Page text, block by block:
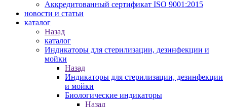
Аккредитованный сертификат ISO 9001:2015
новости и статьи
каталог
Назад
каталог
Индикаторы для стерилизации, дезинфекции и
мойки
Назад
Индикаторы для стерилизации, дезинфекции
и мойки
Биологические индикаторы
Назад